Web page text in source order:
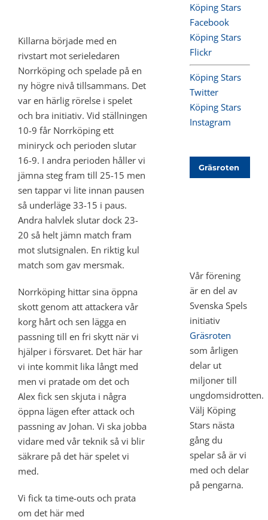
Killarna började med en
rivstart mot serieledaren
Norrköping och spelade på en
ny högre nivå tillsammans. Det
var en härlig rörelse i spelet
och bra initiativ. Vid ställningen
10-9 får Norrköping ett
miniryck och perioden slutar
16-9. I andra perioden håller vi
jämna steg fram till 25-15 men
sen tappar vi lite innan pausen
så underläge 33-15 i paus.
Andra halvlek slutar dock 23-
20 så helt jämn match fram
mot slutsignalen. En riktig kul
match som gav mersmak.
Norrköping hittar sina öppna
skott genom att attackera vår
korg hårt och sen lägga en
passning till en fri skytt när vi
hjälper i försvaret. Det här har
vi inte kommit lika långt med
men vi pratade om det och
Alex fick sen skjuta i några
öppna lägen efter attack och
passning av Johan. Vi ska jobba
vidare med vår teknik så vi blir
säkrare på det här spelet vi
med.
Vi fick ta time-outs och prata
om det här med
Köping Stars
Facebook
Köping Stars
Flickr
Köping Stars
Twitter
Köping Stars
Instagram
Gräsroten
Vår förening
är en del av
Svenska Spels
initiativ
Gräsroten
som årligen
delar ut
miljoner till
ungdomsidrotten.
Välj Köping
Stars nästa
gång du
spelar så är vi
med och delar
på pengarna.